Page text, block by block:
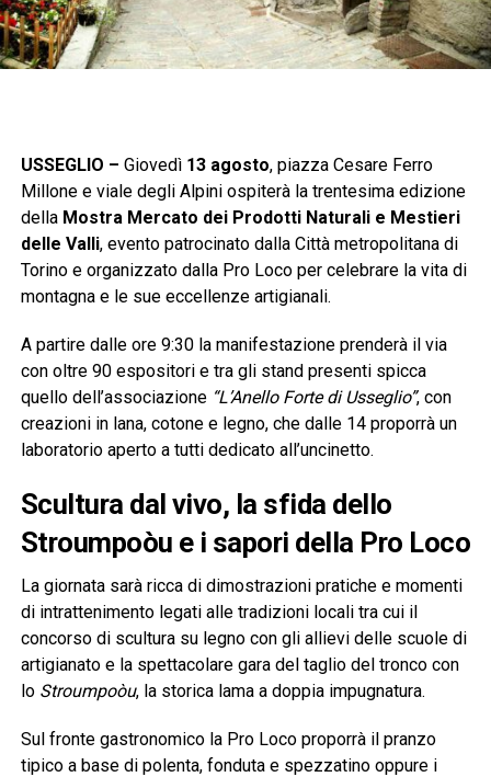
USSEGLIO – Giovedì 13 agosto, piazza Cesare Ferro
Millone e viale degli Alpini ospiterà la trentesima edizione
della Mostra Mercato dei Prodotti Naturali e Mestieri
delle Valli, evento patrocinato dalla Città metropolitana di
Torino e organizzato dalla Pro Loco per celebrare la vita di
montagna e le sue eccellenze artigianali.
A partire dalle ore 9:30 la manifestazione prenderà il via
con oltre 90 espositori e tra gli stand presenti spicca
quello dell’associazione “L’Anello Forte di Usseglio”, con
creazioni in lana, cotone e legno, che dalle 14 proporrà un
laboratorio aperto a tutti dedicato all’uncinetto.
Scultura dal vivo, la sfida dello
Stroumpoòu e i sapori della Pro Loco
La giornata sarà ricca di dimostrazioni pratiche e momenti
di intrattenimento legati alle tradizioni locali tra cui il
concorso di scultura su legno con gli allievi delle scuole di
artigianato e la spettacolare gara del taglio del tronco con
lo Stroumpoòu, la storica lama a doppia impugnatura.
Sul fronte gastronomico la Pro Loco proporrà il pranzo
tipico a base di polenta, fonduta e spezzatino oppure i